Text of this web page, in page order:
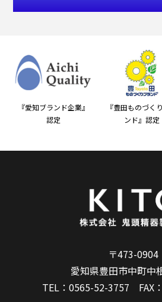
『愛知ブランド企業』
認定
『豊田ものづく
ンド』認定
〒473-0904
愛知県豊田市中町中
TEL： 0565-52-3757 FAX